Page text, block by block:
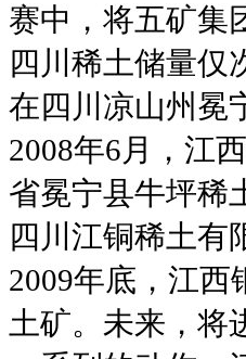
赛中，将五矿集
四川稀土储量仅
在四川凉山州冕
2008年6月，江
省冕宁县牛坪稀
四川江铜稀土有
2009年底，江
土矿。未来，将